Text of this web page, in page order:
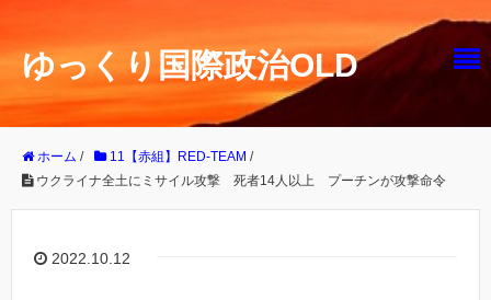
ゆっくり国際政治OLD
ホーム / 11【赤組】RED-TEAM /
ウクライナ全土にミサイル攻撃 死者14人以上 プーチンが攻撃命令
2022.10.12